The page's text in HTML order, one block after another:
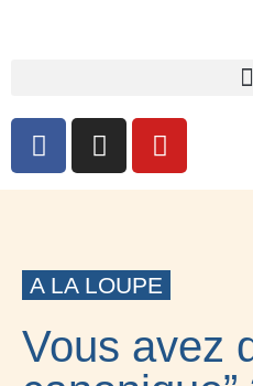
A LA LOUPE
Vous avez